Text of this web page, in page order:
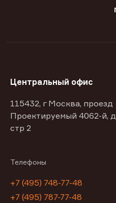
Центральный офис
115432, г Москва, проезд
Проектируемый 4062-й,
стр 2
Телефоны
+7 (495) 748-77-48
+7 (495) 787-77-48